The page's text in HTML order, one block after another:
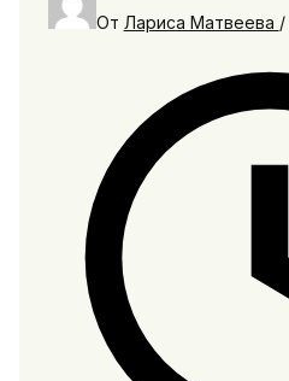
От Лариса Матвеева /